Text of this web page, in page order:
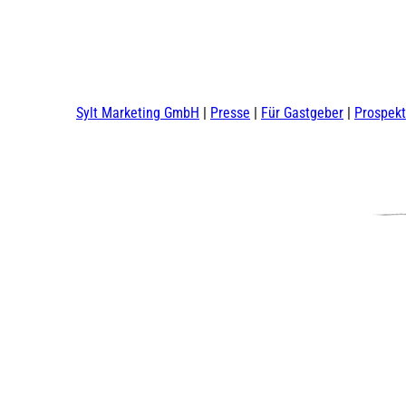
Sylt Marketing GmbH Presse Für Gastgeber